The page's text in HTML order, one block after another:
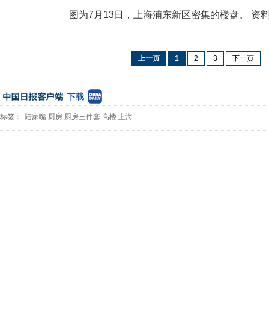
图为7月13日，上海浦东新区密集的楼盘。 资
上一页 1 2 3 下一页
标签： 陆家嘴 厨房 厨房三件套 高楼 上海